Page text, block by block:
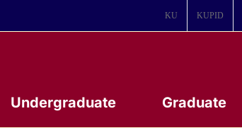
KU KUPID
Undergraduate Graduate